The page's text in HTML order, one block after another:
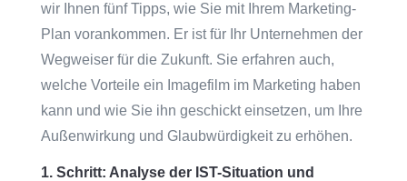
wir Ihnen fünf Tipps, wie Sie mit Ihrem Marketing-
Plan vorankommen. Er ist für Ihr Unternehmen der
Wegweiser für die Zukunft. Sie erfahren auch,
welche Vorteile ein Imagefilm im Marketing haben
kann und wie Sie ihn geschickt einsetzen, um Ihre
Außenwirkung und Glaubwürdigkeit zu erhöhen.
1. Schritt: Analyse der IST-Situation und